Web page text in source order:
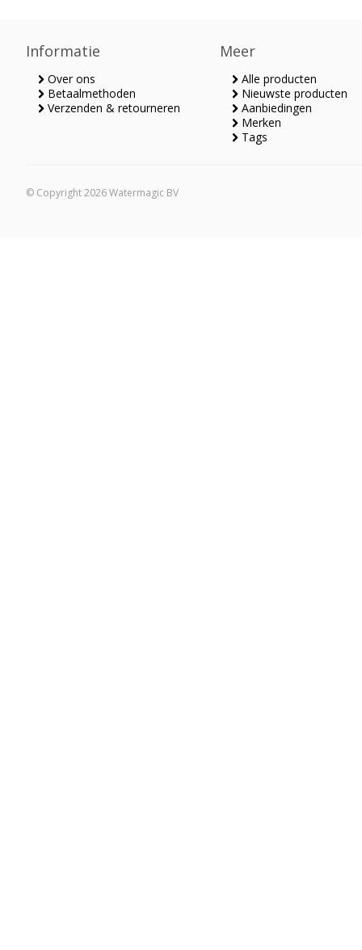
Informatie
Over ons
Betaalmethoden
Verzenden & retourneren
Meer
Alle producten
Nieuwste producten
Aanbiedingen
Merken
Tags
© Copyright 2026 Watermagic BV